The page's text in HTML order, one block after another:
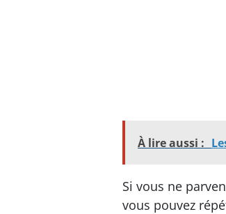
À lire aussi :
Si vous ne
vous pouvez